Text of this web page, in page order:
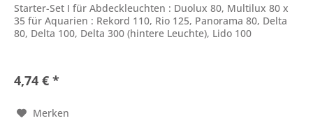
Starter-Set I für Abdeckleuchten : Duolux 80, Multilux 80 x
35 für Aquarien : Rekord 110, Rio 125, Panorama 80, Delta
80, Delta 100, Delta 300 (hintere Leuchte), Lido 100
4,74 € *
Merken